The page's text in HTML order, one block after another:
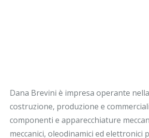
Dana Brevini è impresa operante
costruzione, produzione e
componenti e apparecchiature
meccanici, oleodinamici ed elettronici